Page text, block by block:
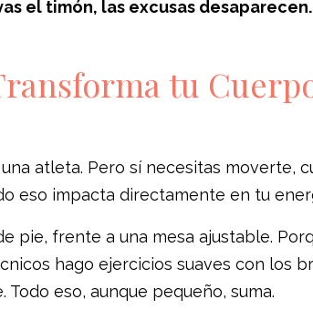
el timón, las excusas desaparecen.
tu
atleta. Pero sí necesitas moverte,
eso impacta directamente en tu
pie, frente a una mesa ajustable.
hago ejercicios suaves con los
eso, aunque pequeño, suma.